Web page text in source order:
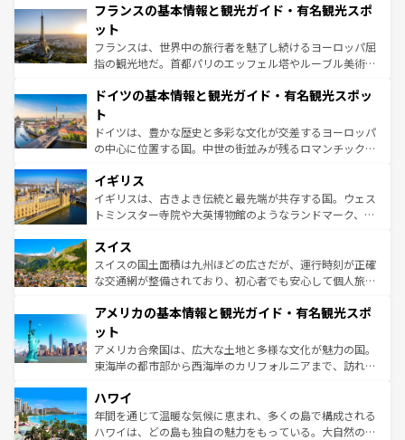
ませてくれるイタリアで、忘れられない旅をしてみよう！
なお、新着のイタリア情報は
しい。
文化が根付くこの国では、情熱的なフラメンコ、熱気あふ
れる闘牛、そして美味しいタパスが生活の一部となってい
る。首都マドリードの洗練された雰囲気や、バルセロナの
アートに溢れた街角から、地方では古代ローマ遺跡や中世
せる。地方によって風土や気候が異なるスペインはその個
ンテンツ一覧 を参照してほしい。
フランスの基本情報と観光ガイド・有名観光スポ
ット
フランスは、世界中の旅行者を魅了し続けるヨーロッパ屈
指の観光地だ。首都パリのエッフェル塔やルーブル美術館
で、幅広い魅力が詰まっている。華麗な宮殿、歴史的な大
聖堂、美しいビーチ、そして豊かな自然が、訪れる者を心
から魅了する。また、フランスは美食の国としても知ら
れ、フランス料理はユネスコ無形文化遺産にも登録されて
香り高いラベンダー畑など、多彩な楽しみ方が可能だ。さ
らに、パリ以外の地域にも魅力が溢れており、どの街角に
も豊かな歴史と文化が息づいている。パリ以外の個性あふ
を参照してほしい。
ドイツの基本情報と観光ガイド・有名観光スポッ
ト
ドイツは、豊かな歴史と多彩な文化が交差するヨーロッパ
の中心に位置する国。中世の街並みが残るロマンチック街
顔を持つこの国は、どこを歩いても飽きることがない。ベ
ルリンの文化的活気、バイエルン州のアルプスの絶景、そ
してライン川沿いのワイン畑といった風景は必見。ビール
は、お酒好きな人にはぜひ体験してほしい。 なお、新着の
ドイツ情報はコンテンツ一覧を参照してほしい。
イギリス
イギリスは、古きよき伝統と最先端が共存する国。ウェス
トミンスター寺院や大英博物館のようなランドマーク、歴
リアごとに異なる魅力がある。また、優雅なアフタヌーン
ティー、ビール好きにはたまらない英国パブ、サッカー観
戦など、本場だからこそできる体験も豊富。イギリスを旅
ンツ一覧を参照してほしい。
スイス
スイスの国土面積は九州ほどの広さだが、運行時刻が正確
な交通網が整備されており、初心者でも安心して個人旅行
の建物がそのまま残る町や、スイスならではのユニークな
博物館もあり、アルプス観光だけでなく町歩きも満喫する
ことができる。国民の所得が高いため物価も高いが、旅行
者向けの交通パス提供のサービスもあり、うまく活用すれ
着のスイス情報は
アメリカの基本情報と観光ガイド・有名観光スポ
ット
アメリカ合衆国は、広大な土地と多様な文化が魅力の国。
東海岸の都市部から西海岸のカリフォルニアまで、訪れる
のような巨大都市は、観光、ショッピング、エンターテイ
ンメントが詰まった刺激的なスポットだ。一方、アメリカ
西部には大自然が広がり、グランドキャニオンやイエロー
ハワイ
年間を通じて温暖な気候に恵まれ、多くの島で構成される
ハワイは、どの島も独自の魅力をもっている。大自然の神